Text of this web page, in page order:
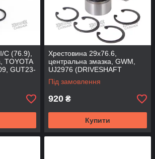
C (76.9),
TOYOTA
GUT23-
Хрестовина 29x76.6,
центральна змазка, GWM,
UJ2976 (DRIVESHAFT
PARTS)
Під замовлення
920 ₴
Купити